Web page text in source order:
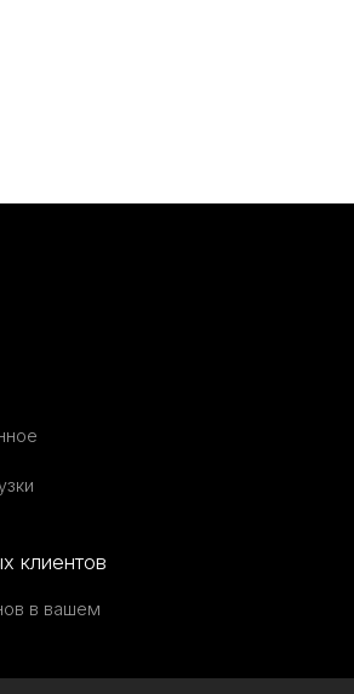
клиентов
в вашем